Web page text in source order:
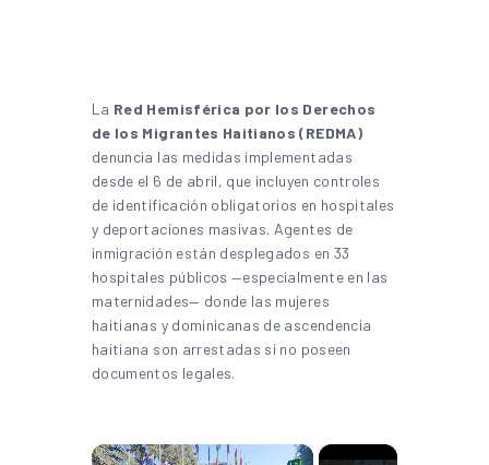
La Red Hemisférica por los Derechos
de los Migrantes Haitianos (REDMA)
denuncia las medidas implementadas
desde el 6 de abril, que incluyen controles
de identificación obligatorios en hospitales
y deportaciones masivas. Agentes de
inmigración están desplegados en 33
hospitales públicos —especialmente en las
maternidades— donde las mujeres
haitianas y dominicanas de ascendencia
haitiana son arrestadas si no poseen
documentos legales.
×